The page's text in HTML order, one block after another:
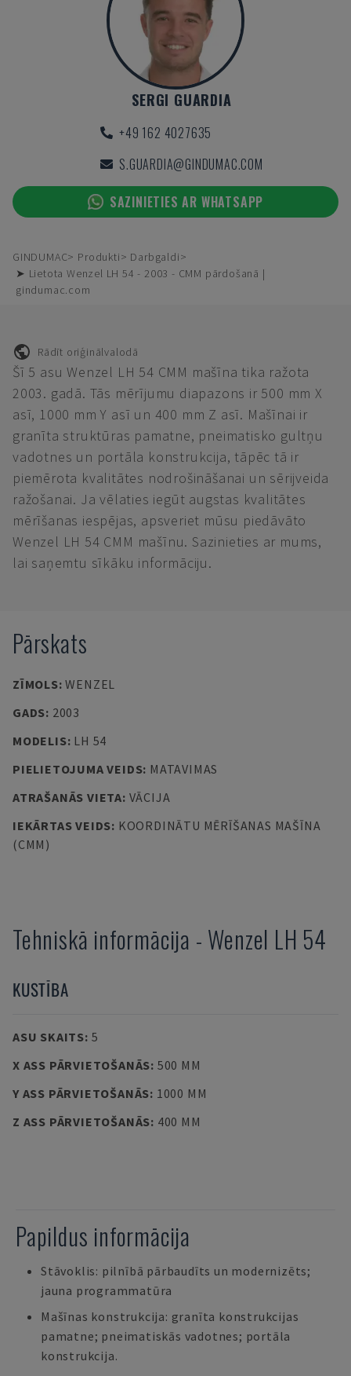
SERGI GUARDIA
+49 162 4027635
S.GUARDIA@GINDUMAC.COM
SAZINIETIES AR WHATSAPP
GINDUMAC Produkti
Darbgaldi
➤ Lietota Wenzel LH 54 - 2003 - CMM pārdošanā |
gindumac.com
Rādīt oriģinālvalodā
Šī 5 asu Wenzel LH 54 CMM mašīna tika ražota
2003. gadā. Tās mērījumu diapazons ir 500 mm X
asī, 1000 mm Y asī un 400 mm Z asī. Mašīnai ir
granīta struktūras pamatne, pneimatisko gultņu
vadotnes un portāla konstrukcija, tāpēc tā ir
piemērota kvalitātes nodrošināšanai un sērijveida
ražošanai. Ja vēlaties iegūt augstas kvalitātes
mērīšanas iespējas, apsveriet mūsu piedāvāto
Wenzel LH 54 CMM mašīnu. Sazinieties ar mums,
lai saņemtu sīkāku informāciju.
Pārskats
ZĪMOLS:WENZEL
GADS: 2003
MODELIS: LH 54
PIELIETOJUMA VEIDS: MATAVIMAS
ATRAŠANĀS VIETA: VĀCIJA
IEKĀRTAS VEIDS: KOORDINĀTU MĒRĪŠANAS MAŠĪNA
(CMM)
Tehniskā informācija - Wenzel LH 54
KUSTĪBA
ASU SKAITS: 5
X ASS PĀRVIETOŠANĀS: 500 MM
Y ASS PĀRVIETOŠANĀS: 1000 MM
Z ASS PĀRVIETOŠANĀS: 400 MM
Papildus informācija
Stāvoklis: pilnībā pārbaudīts un modernizēts;
jauna programmatūra
Mašīnas konstrukcija: granīta konstrukcijas
pamatne; pneimatiskās vadotnes; portāla
konstrukcija.